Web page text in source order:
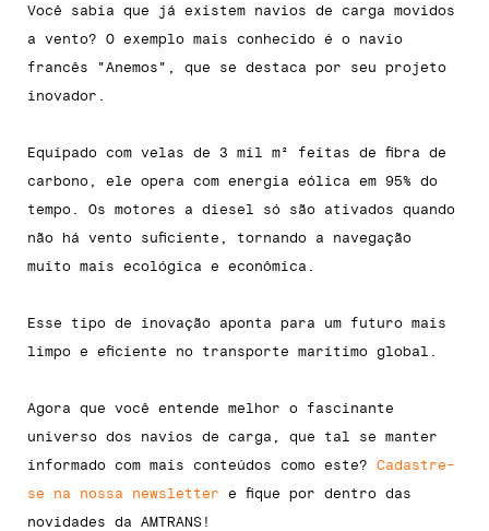
Você sabia que já existem navios de carga movidos
a vento? O exemplo mais conhecido é o navio
francês "Anemos", que se destaca por seu projeto
inovador.
Equipado com velas de 3 mil m² feitas de fibra de
carbono, ele opera com energia eólica em 95% do
tempo. Os motores a diesel só são ativados quando
não há vento suficiente, tornando a navegação
muito mais ecológica e econômica.
Esse tipo de inovação aponta para um futuro mais
limpo e eficiente no transporte marítimo global.
Agora que você entende melhor o fascinante
universo dos navios de carga, que tal se manter
informado com mais conteúdos como este? Cadastre-
se na nossa newsletter e fique por dentro das
novidades da AMTRANS!